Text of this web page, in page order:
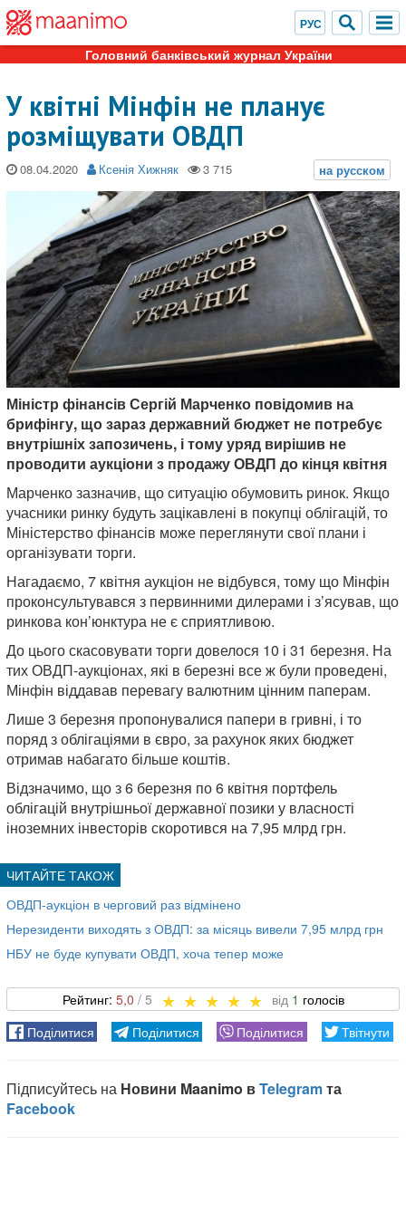
Головний банківський журнал України
У квітні Мінфін не планує
розміщувати ОВДП
08.04.2020 Ксенія Хижняк
Міністр фінансів Сергій Марченко повідомив на
брифінгу, що зараз державний бюджет не потребує
внутрішніх запозичень, і тому уряд вирішив не
проводити аукціони з продажу ОВДП до кінця квітня
Марченко зазначив, що ситуацію обумовить ринок. Якщо
учасники ринку будуть зацікавлені в покупці облігацій, то
Міністерство фінансів може переглянути свої плани і
організувати торги.
Нагадаємо, 7 квітня аукціон не відбувся, тому що Мінфін
проконсультувався з первинними дилерами і з’ясував, що
ринкова кон’юнктура не є сприятливою.
До цього скасовувати торги довелося 10 і 31 березня. На
тих ОВДП-аукціонах, які в березні все ж були проведені,
Мінфін віддавав перевагу валютним цінним паперам.
Лише 3 березня пропонувалися папери в гривні, і то
поряд з облігаціями в євро, за рахунок яких бюджет
отримав набагато більше коштів.
Відзначимо, що з 6 березня по 6 квітня портфель
облігацій внутрішньої державної позики у власності
іноземних інвесторів скоротився на 7,95 млрд грн.
ОВДП-аукціон в черговий раз відмінено
Нерезиденти виходять з ОВДП: за місяць вивели 7,95 млрд грн
НБУ не буде купувати ОВДП, хоча тепер може
5,0 1